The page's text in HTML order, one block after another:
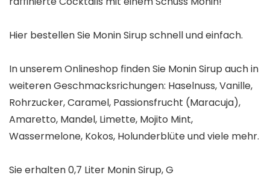
Hier bestellen Sie Monin Sirup schnell und einfach.
In unserem Onlineshop finden Sie Monin Sirup auch in
weiteren Geschmacksrichungen: Haselnuss, Vanille,
Rohrzucker, Caramel, Passionsfrucht (Maracuja),
Amaretto, Mandel, Limette, Mojito Mint,
Wassermelone, Kokos, Holunderblüte und viele mehr.
Sie erhalten 0,7 Liter Monin Sirup, G